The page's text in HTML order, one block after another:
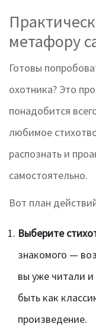
метафору
Готовы
охотника? Это
понадобится
любимое
распознать и
самостоятельно.
Вот план
Выберите
знакомого —
вы уже читали
быть как
произведение.